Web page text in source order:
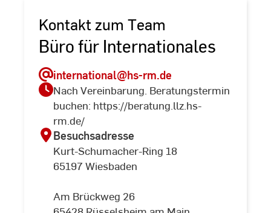
Kontakt zum Team
Büro für Internationales
international@hs-rm.de
Nach Vereinbarung. Beratungstermin
buchen: https://beratung.llz.hs-
rm.de/
Besuchsadresse
Kurt-Schumacher-Ring 18
65197 Wiesbaden
Am Brückweg 26